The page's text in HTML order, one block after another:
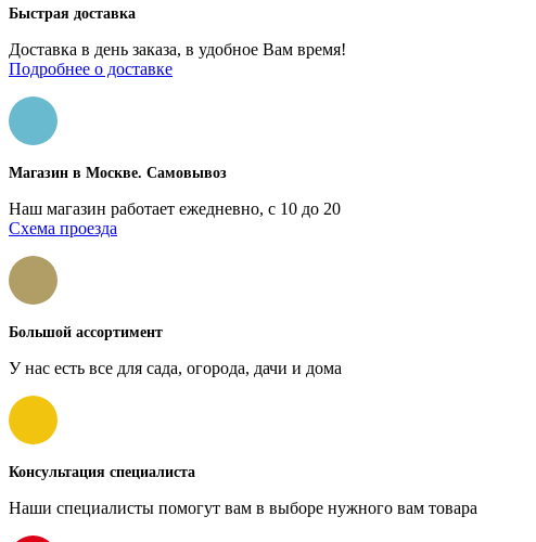
Быстрая доставка
Доставка в день заказа, в удобное Вам время!
Подробнее о доставке
Магазин в Москве. Самовывоз
Наш магазин работает ежедневно, с 10 до 20
Схема проезда
Большой ассортимент
У нас есть все для сада, огорода, дачи и дома
Консультация специалиста
Наши специалисты помогут вам в выборе нужного вам товара